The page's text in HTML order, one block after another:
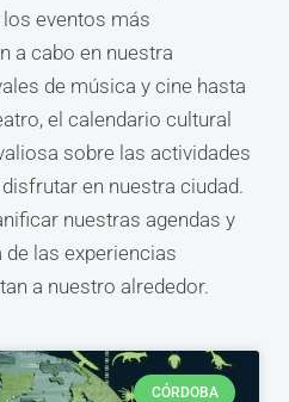
eventos más
a cabo en nuestra
de música y cine hasta
el calendario cultural
sobre las actividades
en nuestra ciudad.
nuestras agendas y
de las experiencias
a nuestro alrededor.
CÓRDOBA